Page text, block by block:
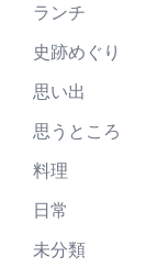
ランチ
史跡めぐり
思い出
思うところ
料理
日常
未分類